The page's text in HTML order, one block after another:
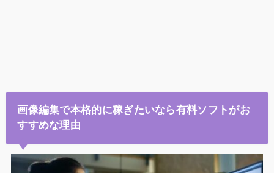
画像編集で本格的に稼ぎたいなら有料ソフトがお
すすめな理由